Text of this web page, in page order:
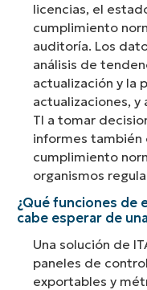
licencias, el
cumplimiento
auditoría. Los
análisis de
actualización y la
actualizaciones, y
TI a tomar
informes también
cumplimiento
organismos
¿Qué funciones de
cabe esperar de
Una solución de
paneles de
exportables y